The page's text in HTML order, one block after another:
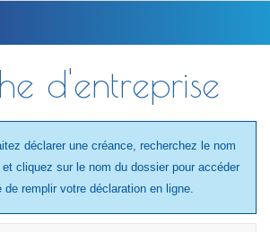
d'entreprise
déclarer une créance, recherchez le nom
cliquez sur le nom du dossier pour accéder
de remplir votre déclaration en ligne.